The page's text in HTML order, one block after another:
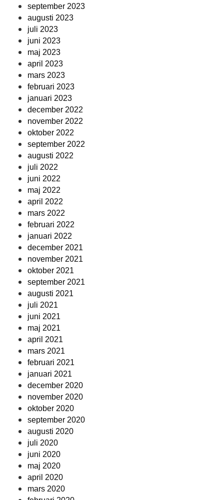
september 2023
augusti 2023
juli 2023
juni 2023
maj 2023
april 2023
mars 2023
februari 2023
januari 2023
december 2022
november 2022
oktober 2022
september 2022
augusti 2022
juli 2022
juni 2022
maj 2022
april 2022
mars 2022
februari 2022
januari 2022
december 2021
november 2021
oktober 2021
september 2021
augusti 2021
juli 2021
juni 2021
maj 2021
april 2021
mars 2021
februari 2021
januari 2021
december 2020
november 2020
oktober 2020
september 2020
augusti 2020
juli 2020
juni 2020
maj 2020
april 2020
mars 2020